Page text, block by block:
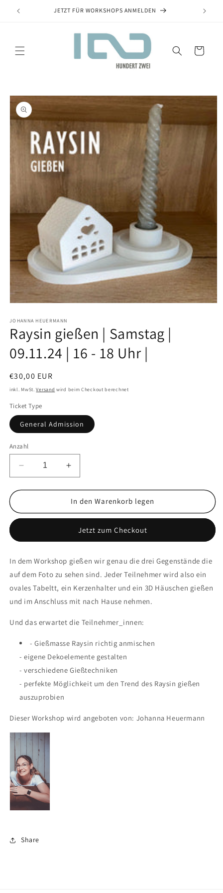
JETZT FÜR WORKSHOPS ANMELDEN
Warenkorb
JOHANNA HEUERMANN
Raysin gießen | Samstag |
09.11.24 | 16 - 18 Uhr |
€30,00 EUR
inkl. MwSt.Versand wird beim Checkout berechnet
Ticket Type
General Admission
Anzahl
In den Warenkorb legen
Jetzt zum Checkout
In dem Workshop gießen wir genau die drei Gegenstände die
auf dem Foto zu sehen sind. Jeder Teilnehmer wird also ein
ovales Tabeltt, ein Kerzenhalter und ein 3D Häuschen gießen
und im Anschluss mit nach Hause nehmen.
Und das erwartet die Teilnehmer_innen:
- Gießmasse Raysin richtig anmischen
- eigene Dekoelemente gestalten
- verschiedene Gießtechniken
- perfekte Möglichkeit um den Trend des Raysin gießen
auszuprobien
Dieser Workshop wird angeboten von: Johanna Heuermann
Share